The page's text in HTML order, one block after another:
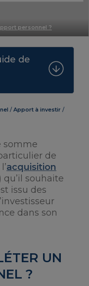
personnel ?
Apport à investir
somme
de
acquisition
souhaite
issu des
dans son
UN
?
de